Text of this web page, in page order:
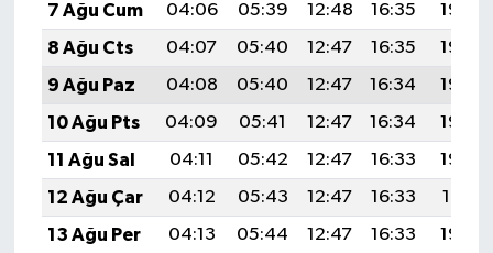
7 Ağu Cum
04:06 05:39 12:48 16:35
19:46
8 Ağu Cts
04:07 05:40 12:47 16:35
19:45
9 Ağu Paz
04:08 05:40 12:47 16:34
19:44
10 Ağu Pts
04:09 05:41 12:47 16:34
19:43
11 Ağu Sal
04:11 05:42 12:47 16:33
19:42
12 Ağu Çar
04:12 05:43 12:47 16:33
19:41
13 Ağu Per
04:13 05:44 12:47 16:33
19:40